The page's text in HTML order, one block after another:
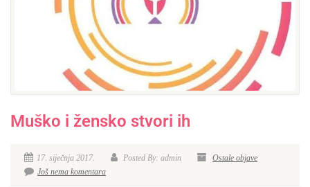
Muško i žensko stvori ih
17. siječnja 2017. Posted By: admin
Ostale objave
Još nema komentara